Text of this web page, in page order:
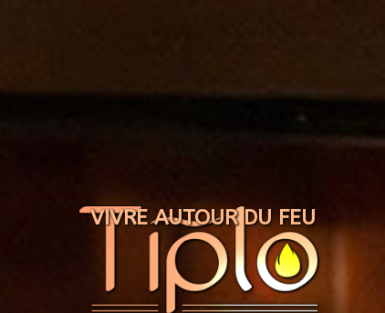
VIVRE AUTOUR DU FEU